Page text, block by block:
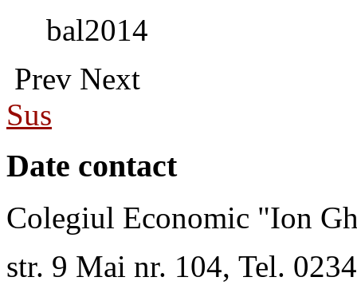
bal2014
Prev Next
Sus
Date contact
Colegiul Economic "Ion
str. 9 Mai nr. 104, Tel.